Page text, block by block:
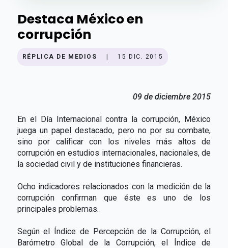
Destaca México en
corrupción
RÉPLICA DE MEDIOS 15 DIC. 2015
09 de diciembre 2015
En el Día Internacional contra la corrupción, México
juega un papel destacado, pero no por su combate,
sino por calificar con los niveles más altos de
corrupción en estudios internacionales, nacionales, de
la sociedad civil y de instituciones financieras.
Ocho indicadores relacionados con la medición de la
corrupción confirman que éste es uno de los
principales problemas.
Según el Índice de Percepción de la Corrupción, el
Barómetro Global de la Corrupción, el Índice de